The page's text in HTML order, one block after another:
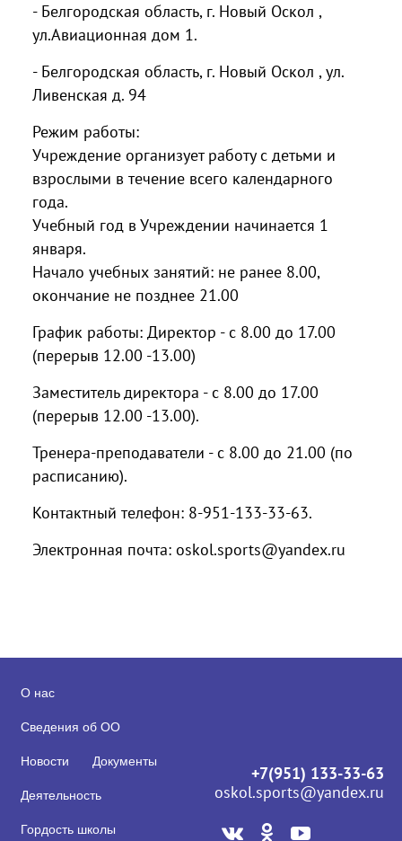
- Белгородская область, г. Новый Оскол ,
ул.Авиационная дом 1.
- Белгородская область, г. Новый Оскол , ул.
Ливенская д. 94
Режим работы:
Учреждение организует работу с детьми и
взрослыми в течение всего календарного
года.
Учебный год в Учреждении начинается 1
января.
Начало учебных занятий: не ранее 8.00,
окончание не позднее 21.00
График работы: Директор - с 8.00 до 17.00
(перерыв 12.00 -13.00)
Заместитель директора - с 8.00 до 17.00
(перерыв 12.00 -13.00).
Тренера-преподаватели - с 8.00 до 21.00 (по
расписанию).
Контактный телефон: 8-951-133-33-63.
Электронная почта: oskol.sports@yandex.ru
О нас
Сведения об ОО
Новости Документы
Деятельность
Гордость школы
+7(951) 133-33-63
oskol.sports@yandex.ru